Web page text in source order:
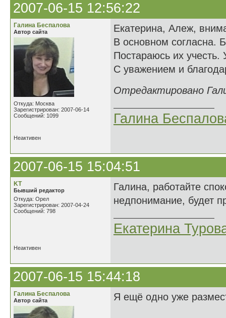
2007-06-15 12:56:22
Галина Беспалова
Автор сайта
Откуда: Москва
Зарегистрирован: 2007-06-14
Сообщений: 1099
Екатерина, Алеж,
В основном согласна.
Постараюсь их
С уважением и
Отредактировано
Галина
Неактивен
2007-06-15 15:04:51
KT
Бывший редактор
Откуда: Орел
Зарегистрирован: 2007-04-24
Сообщений: 798
Галина, работайте
недпонимание, будет
Екатерина
Неактивен
2007-06-15 15:44:18
Галина Беспалова
Автор сайта Я ещё одно уже